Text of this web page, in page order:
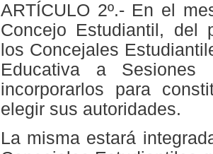
ARTÍCULO 2º.- En el
Concejo Estudiantil, del
los Concejales
Educativa a Sesiones
incorporarlos para
elegir sus autoridades.
La misma estará